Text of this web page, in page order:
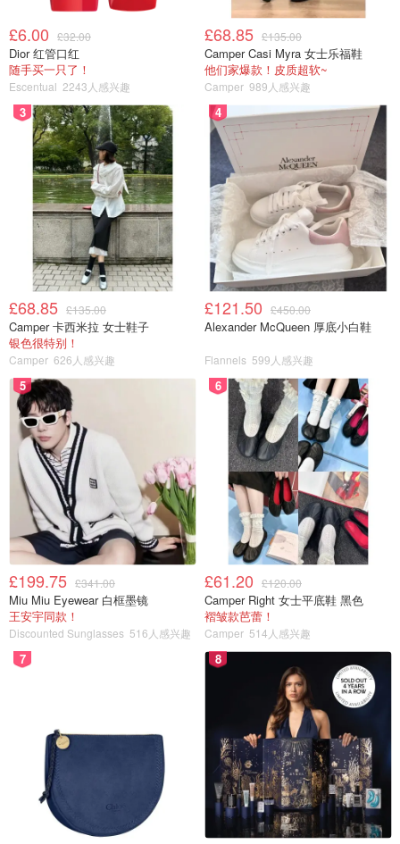
£6.00 £32.00
Dior 红管口红
随手买一只了！
Escentual 2243人感兴趣
£68.85 £135.00
Camper Casi Myra 女士乐福鞋
他们家爆款！皮质超软~
Camper 989人感兴趣
3
£68.85 £135.00
Camper 卡西米拉 女士鞋子
银色很特别！
Camper 626人感兴趣
4
£121.50 £450.00
Alexander McQueen 厚底小白鞋
Flannels 599人感兴趣
5
£199.75 £341.00
Miu Miu Eyewear 白框墨镜
王安宇同款！
Discounted Sunglasses 516人感兴趣
6
£61.20 £120.00
Camper Right 女士平底鞋 黑色
褶皱款芭蕾！
Camper 514人感兴趣
7 8